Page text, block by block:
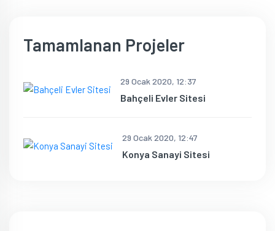
Tamamlanan Projeler
29 Ocak 2020, 12:37
Bahçeli Evler Sitesi
29 Ocak 2020, 12:47
Konya Sanayi Sitesi